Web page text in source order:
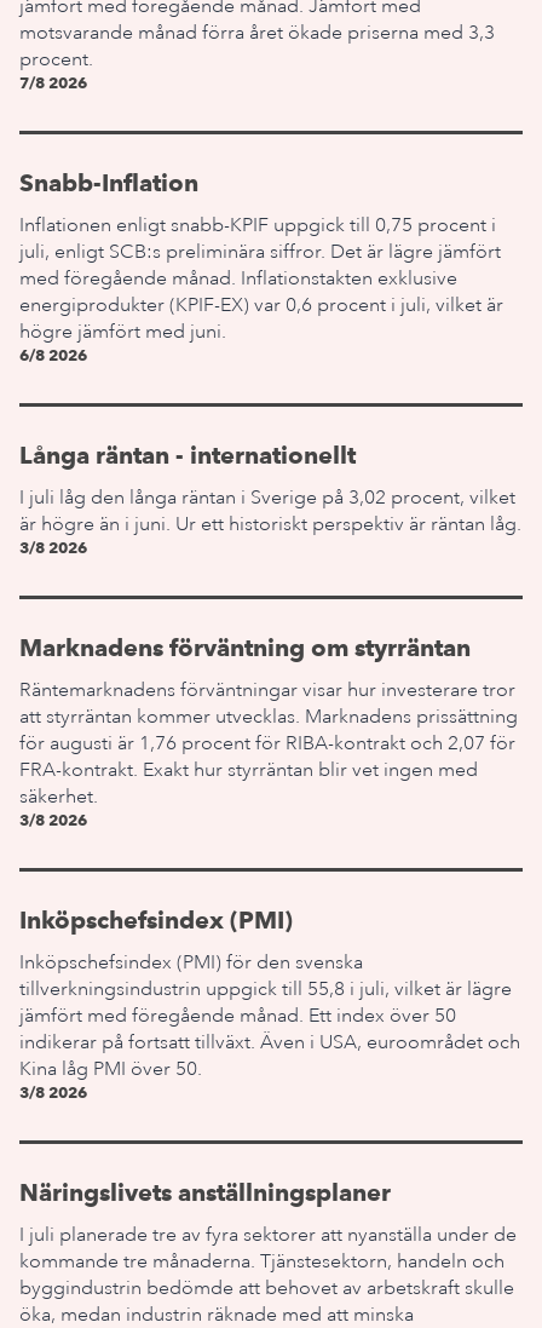
jämfört med föregående månad. Jämfört med
motsvarande månad förra året ökade priserna med 3,3
procent.
7/8 2026
Snabb-Inflation
Inflationen enligt snabb-KPIF uppgick till 0,75 procent i
juli, enligt SCB:s preliminära siffror. Det är lägre jämfört
med föregående månad. Inflationstakten exklusive
energiprodukter (KPIF-EX) var 0,6 procent i juli, vilket är
högre jämfört med juni.
6/8 2026
Långa räntan - internationellt
I juli låg den långa räntan i Sverige på 3,02 procent, vilket
är högre än i juni. Ur ett historiskt perspektiv är räntan låg.
3/8 2026
Marknadens förväntning om styrräntan
Räntemarknadens förväntningar visar hur investerare tror
att styrräntan kommer utvecklas. Marknadens prissättning
för augusti är 1,76 procent för RIBA-kontrakt och 2,07 för
FRA-kontrakt. Exakt hur styrräntan blir vet ingen med
säkerhet.
3/8 2026
Inköpschefsindex (PMI)
Inköpschefsindex (PMI) för den svenska
tillverkningsindustrin uppgick till 55,8 i juli, vilket är lägre
jämfört med föregående månad. Ett index över 50
indikerar på fortsatt tillväxt. Även i USA, euroområdet och
Kina låg PMI över 50.
3/8 2026
Näringslivets anställningsplaner
I juli planerade tre av fyra sektorer att nyanställa under de
kommande tre månaderna. Tjänstesektorn, handeln och
byggindustrin bedömde att behovet av arbetskraft skulle
öka, medan industrin räknade med att minska